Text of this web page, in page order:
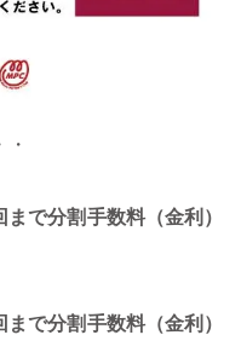
で分割手数料（金利）
で分割手数料（金利）